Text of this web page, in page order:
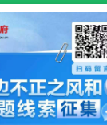
究 护理园地